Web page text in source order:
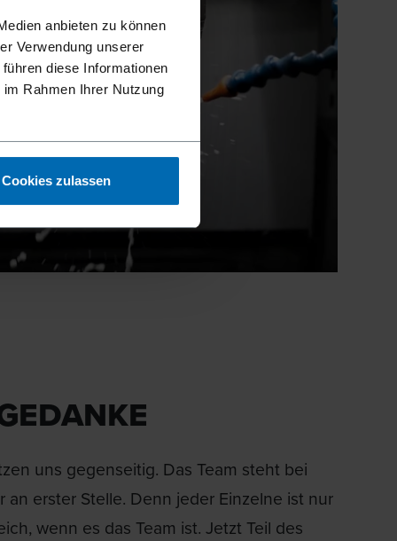
anbieten zu können
Verwendung unserer
diese Informationen
Rahmen Ihrer Nutzung
Cookies zulassen
uns gegenseitig. Das Team steht bei
an erster Stelle. Denn jeder Einzelne ist nur
wenn es das Team ist. Jetzt Teil des